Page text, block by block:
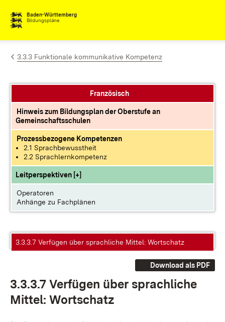
Zum Inhalt springen
Baden-Württemberg
Bildungspläne
3.3.3 Funktionale kommunikative Kompetenz
Französisch
Hinweis zum Bildungsplan der Oberstufe an
Gemeinschaftsschulen
Prozessbezogene Kompetenzen
2.1 Sprachbewusstheit
2.2 Sprachlernkompetenz
Leitperspektiven [+]
Operatoren
Anhänge zu Fachplänen
3.3.3.7 Verfügen über sprachliche Mittel: Wortschatz
Download als PDF
3.3.3.7 Ver­fü­gen über sprach­li­che
Mit­tel: Wort­schatz